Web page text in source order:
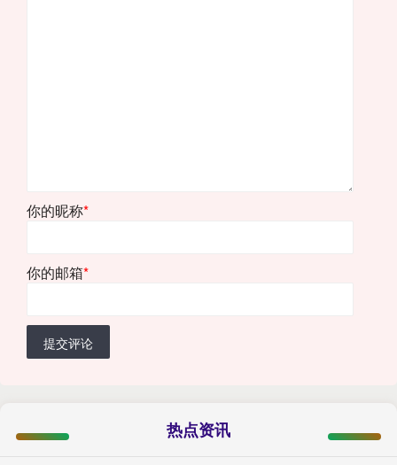
你的昵称*
你的邮箱*
提交评论
热点资讯